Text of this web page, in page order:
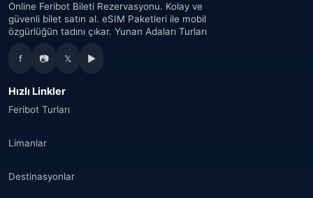
Online Feribot Bileti Rezervasyonu. Kolay ve
güvenli bilet satın al. eSIM Paketleri ile mobil
özgürlüğün tadını çıkar. Yunan Adaları Turları
f 📷 𝕏 ▶
Hızlı Linkler
Feribot Turları
Limanlar
Destinasyonlar